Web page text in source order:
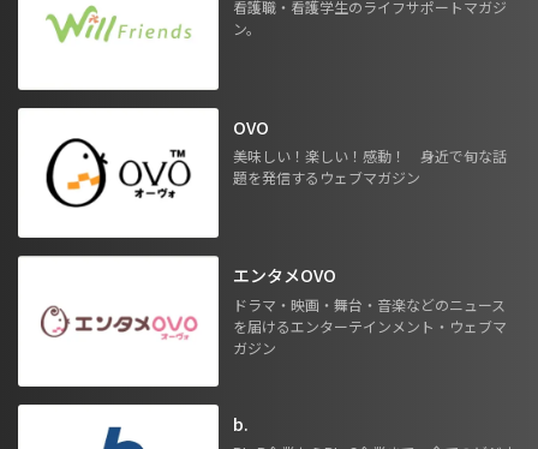
看護職・看護学生のライフサポートマガジ
ン。
OVO
美味しい！楽しい！感動！ 身近で旬な話
題を発信するウェブマガジン
エンタメOVO
ドラマ・映画・舞台・音楽などのニュース
を届けるエンターテインメント・ウェブマ
ガジン
b.